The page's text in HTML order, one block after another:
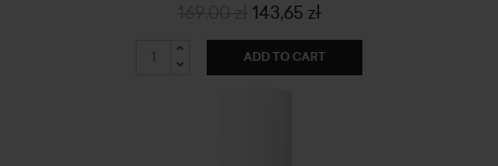
143,65 zł
ADD TO CART